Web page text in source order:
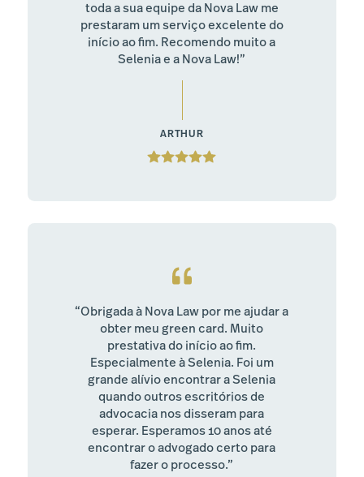
toda a sua equipe da Nova Law me
prestaram um serviço excelente do
início ao fim. Recomendo muito a
Selenia e a Nova Law!”
ARTHUR
“Obrigada à Nova Law por me ajudar a
obter meu green card. Muito
prestativa do início ao fim.
Especialmente à Selenia. Foi um
grande alívio encontrar a Selenia
quando outros escritórios de
advocacia nos disseram para
esperar. Esperamos 10 anos até
encontrar o advogado certo para
fazer o processo.”